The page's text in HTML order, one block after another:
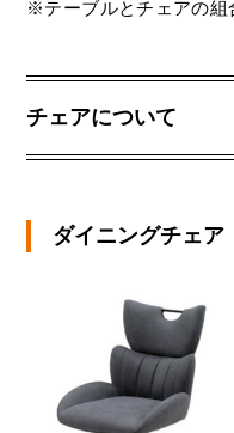
※テーブルとチェアの組
チェアについて
ダイニングチェア